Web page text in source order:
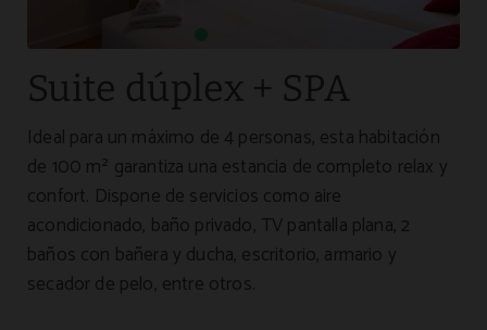
Suite dúplex + SPA
Ideal para un máximo de 4 personas, esta habitación
de 100 m² garantiza una estancia de completo relax y
confort. Dispone de servicios como aire
acondicionado, baño privado, TV pantalla plana, 2
baños con bañera y ducha, escritorio, armario y
secador de pelo, entre otros.